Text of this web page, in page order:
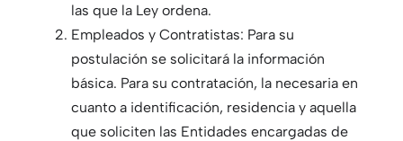
las que la Ley ordena.
Empleados y Contratistas: Para su
postulación se solicitará la información
básica. Para su contratación, la necesaria en
cuanto a identificación, residencia y aquella
que soliciten las Entidades encargadas de